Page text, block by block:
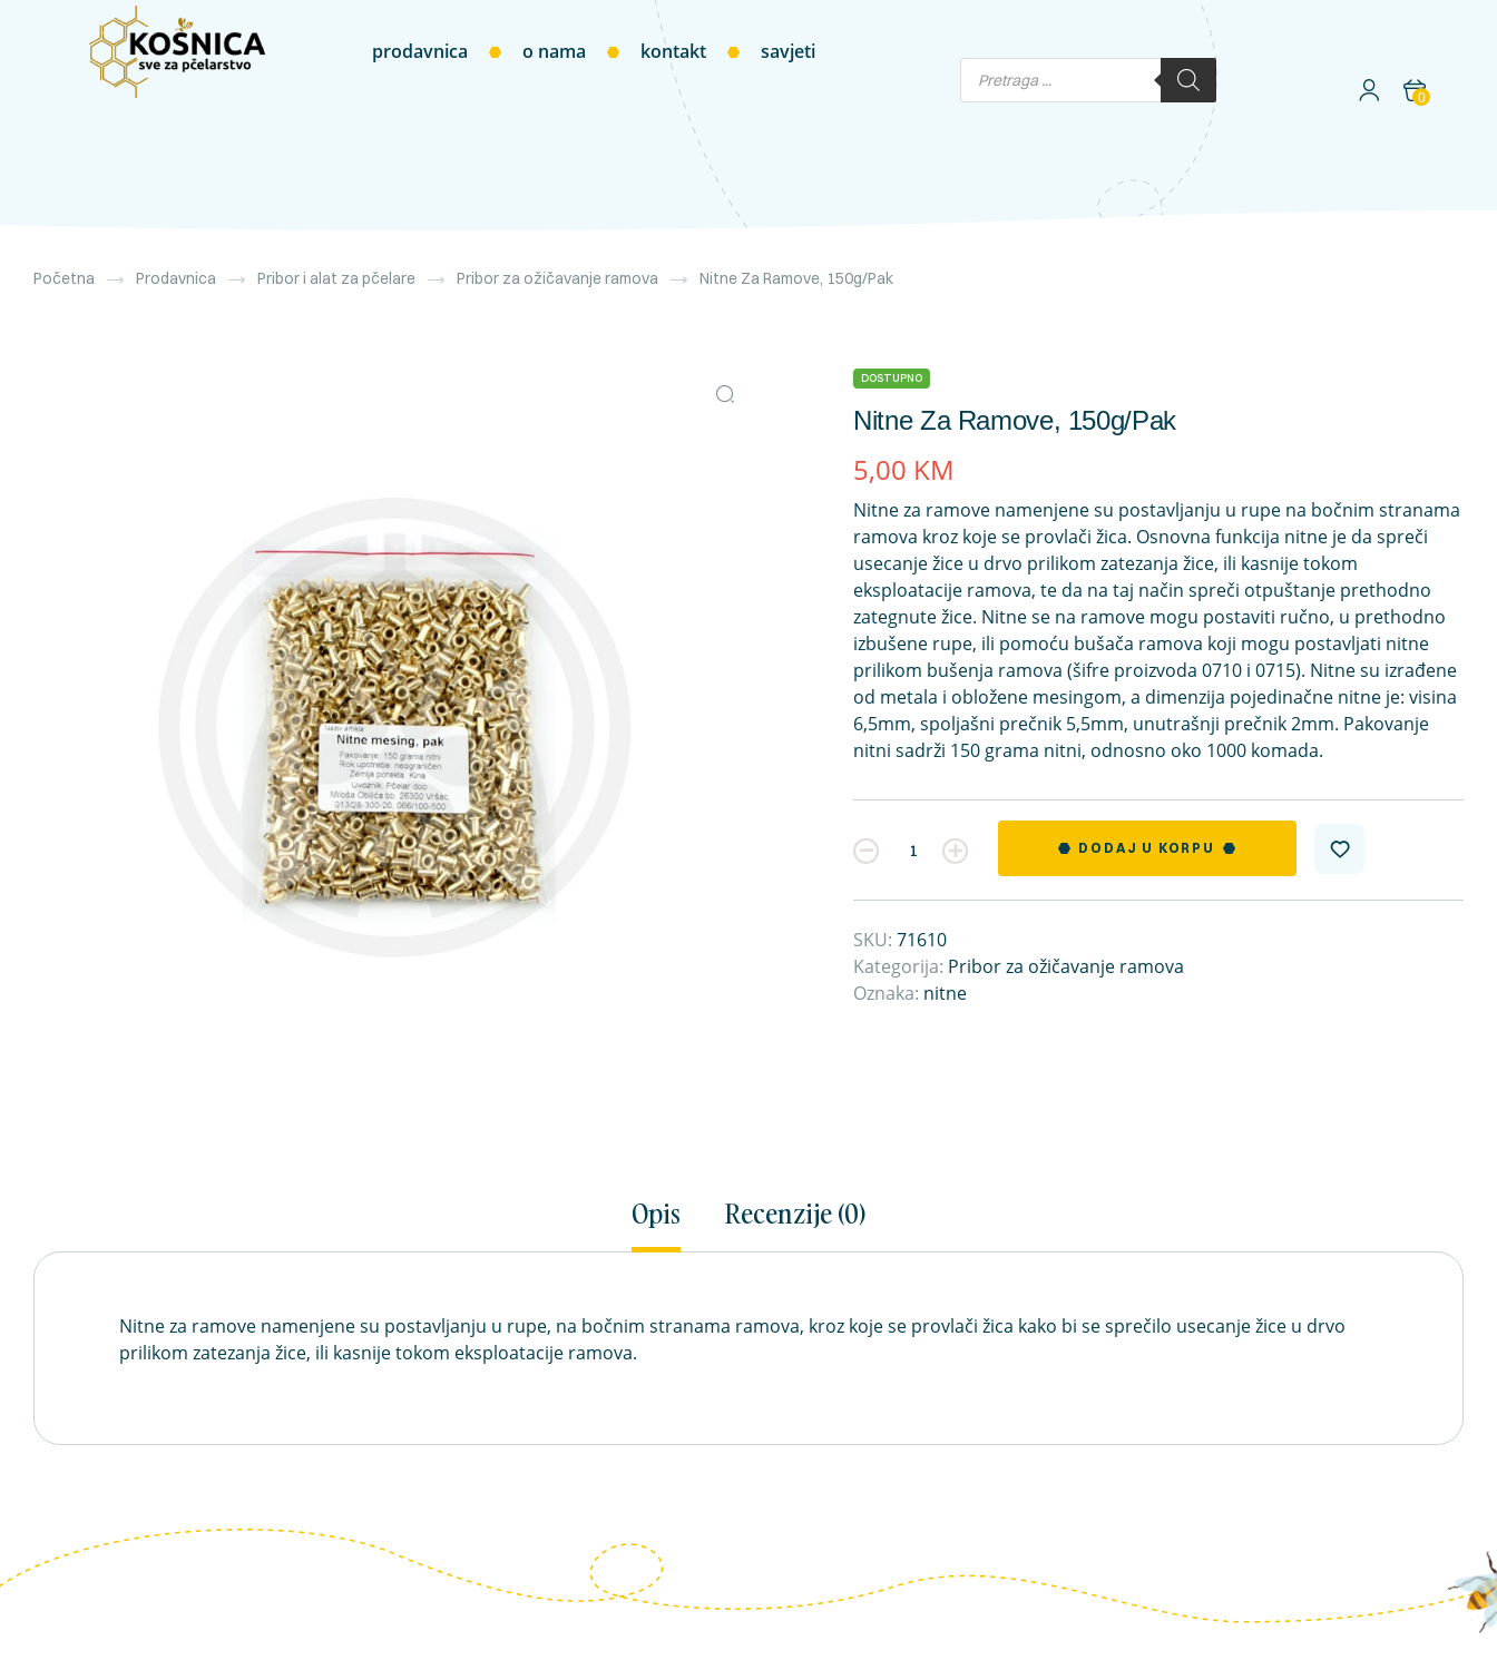
prodavnica o nama kontakt savjeti
0
Početna Prodavnica Pribor i alat za pčelare Pribor za ožičavanje ramova Nitne Za Ramove, 150g/pak
DOSTUPNO
Nitne Za Ramove, 150g/pak
5,00 KM
Nitne za ramove namenjene su postavljanju u rupe na bočnim stranama
ramova kroz koje se provlači žica. Osnovna funkcija nitne je da spreči
usecanje žice u drvo prilikom zatezanja žice, ili kasnije tokom
eksploatacije ramova, te da na taj način spreči otpuštanje prethodno
zategnute žice. Nitne se na ramove mogu postaviti ručno, u prethodno
izbušene rupe, ili pomoću bušača ramova koji mogu postavljati nitne
prilikom bušenja ramova (šifre proizvoda 0710 i 0715). Nitne su izrađene
od metala i obložene mesingom, a dimenzija pojedinačne nitne je: visina
6,5mm, spoljašni prečnik 5,5mm, unutrašnji prečnik 2mm. Pakovanje
nitni sadrži 150 grama nitni, odnosno oko 1000 komada.
Kvantitet DODAJ U KORPU
SKU:71610
Kategorija: Pribor za ožičavanje ramova
Oznaka: nitne
Opis Recenzije (0)
Nitne za ramove namenjene su postavljanju u rupe, na bočnim stranama ramova, kroz koje se provlači žica kako bi se sprečilo usecanje žice u drvo
prilikom zatezanja žice, ili kasnije tokom eksploatacije ramova.